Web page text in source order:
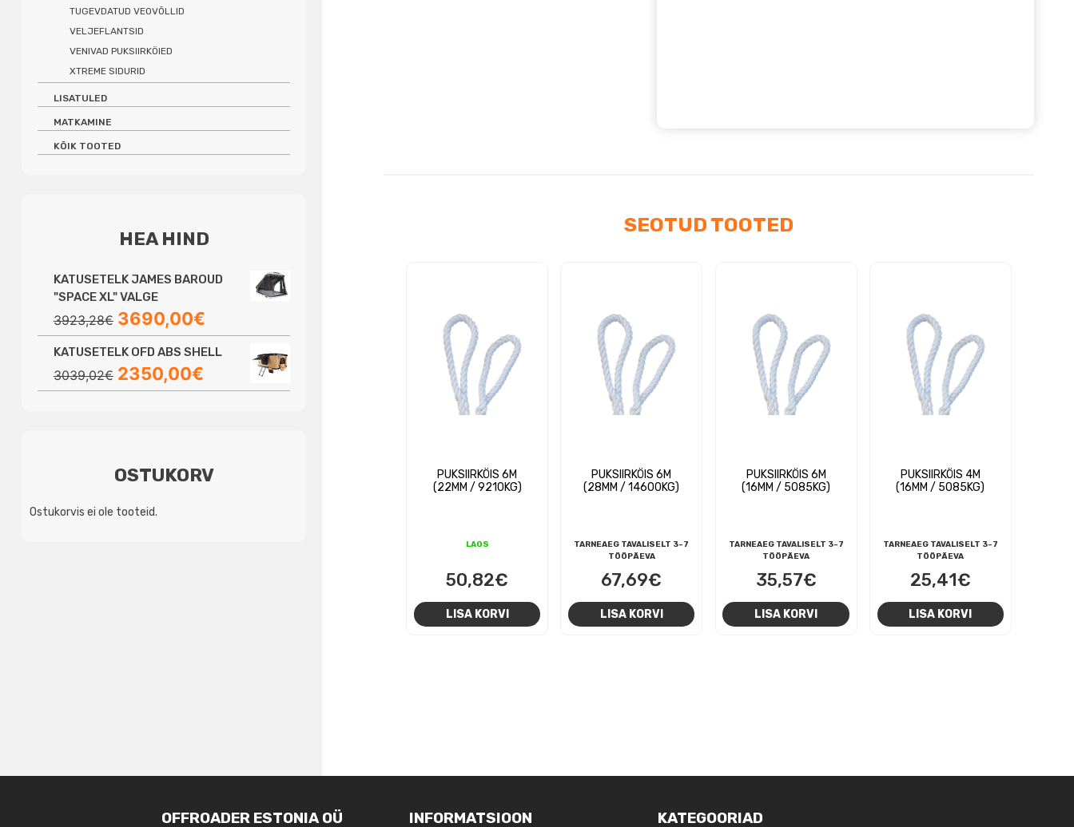
SEOTUD TOOTED
PUKSIIRKÖIS 6M
(22MM / 9210KG)
LAOS
50,82€
LISA KORVI
PUKSIIRKÖIS 6M
(28MM / 14600KG)
TARNEAEG TAVALISELT 3-7
TÖÖPÄEVA
67,69€
LISA KORVI
PUKSIIRKÖIS 6M
(16MM / 5085KG)
TARNEAEG TAVALISELT 3-7
TÖÖPÄEVA
35,57€
LISA KORVI
PUKSIIRKÖIS 4M
(16MM / 5085KG)
TARNEAEG TAVALISELT 3-7
TÖÖPÄEVA
25,41€
LISA KORVI
TUGEVDATUD VEOVÕLLID
VELJEFLANTSID
VENIVAD PUKSIIRKÖIED
XTREME SIDURID
LISATULED
MATKAMINE
KÕIK TOOTED
HEA HIND
KATUSETELK JAMES BAROUD
"SPACE XL" VALGE
3923,28€ Algne
hind
oli:
3923,28€.
3690,00€Praegune
hind
on:
3690,00€.
KATUSETELK OFD ABS SHELL
3039,02€ Algne
hind
2350,00€Praegune
hind
OSTUKORV
Ostukorvis ei ole tooteid.
OFFROADER ESTONIA OÜ INFORMATSIOON KATEGOORIAD